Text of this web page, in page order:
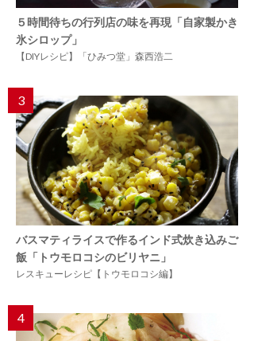
５時間待ちの行列店の味を再現「自家製かき
氷シロップ」
【DIYレシピ】「ひみつ堂」森西浩二
3
バスマティライスで作るインド式炊き込みご
飯「トウモロコシのビリヤニ」
レスキューレシピ【トウモロコシ編】
4